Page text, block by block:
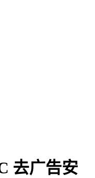
去广告安